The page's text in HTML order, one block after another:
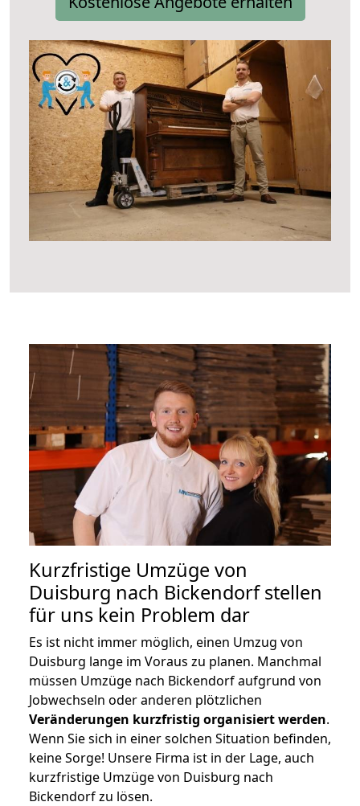
Kurzfristige Umzüge von
Duisburg nach Bickendorf stellen
für uns kein Problem dar
Es ist nicht immer möglich, einen Umzug von
Duisburg lange im Voraus zu planen. Manchmal
müssen Umzüge nach Bickendorf aufgrund von
Jobwechseln oder anderen plötzlichen
Veränderungen kurzfristig organisiert werden.
Wenn Sie sich in einer solchen Situation befinden,
keine Sorge! Unsere Firma ist in der Lage, auch
kurzfristige Umzüge von Duisburg nach
Bickendorf zu lösen.